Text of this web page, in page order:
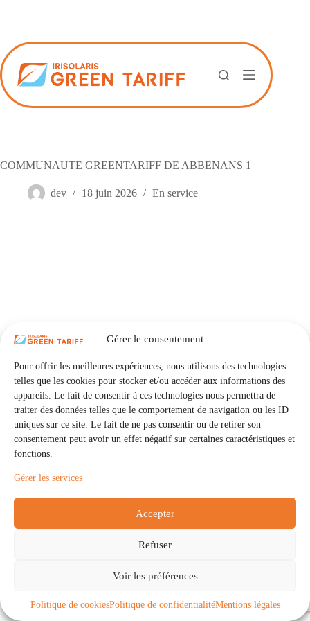
Gérer le consentement
Pour offrir les meilleures expériences, nous utilisons des technologies
telles que les cookies pour stocker et/ou accéder aux informations des
appareils. Le fait de consentir à ces technologies nous permettra de
traiter des données telles que le comportement de navigation ou les ID
uniques sur ce site. Le fait de ne pas consentir ou de retirer son
consentement peut avoir un effet négatif sur certaines caractéristiques et
fonctions.
Gérer les services
Accepter
Refuser
Voir les préférences
Politique de cookiesPolitique de confidentialitéMentions légales
COMMUNAUTE GREENTARIFF DE ABBENANS 1
dev 18 juin 2026 En service
Communautés
À propos
Politique de cookies (UE)